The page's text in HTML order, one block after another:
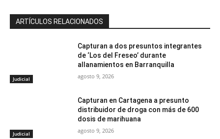
ARTÍCULOS RELACIONADOS
Judicial
Capturan a dos presuntos integrantes
de ‘Los del Freseo’ durante
allanamientos en Barranquilla
agosto 9, 2026
Judicial
Capturan en Cartagena a presunto
distribuidor de droga con más de 600
dosis de marihuana
agosto 9, 2026